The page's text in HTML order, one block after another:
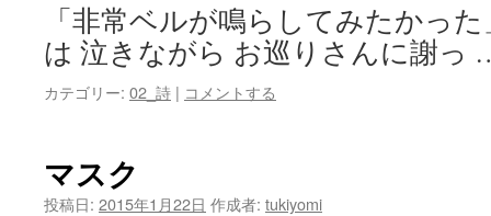
「非常ベルが鳴らしてみたかっ
は 泣きながら お巡りさんに謝
カテゴリー: 02_詩 | コメントする
マスク
投稿日: 2015年1月22日 作成者: tukiyomi